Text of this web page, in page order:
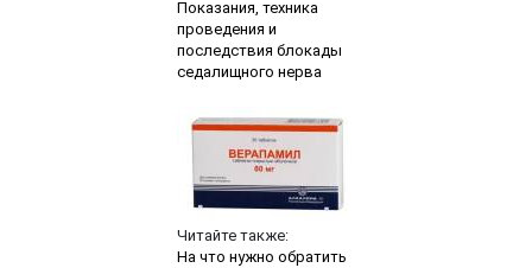
Показания, техника
проведения и
последствия блокады
седалищного нерва
Читайте также:
На что нужно обратить